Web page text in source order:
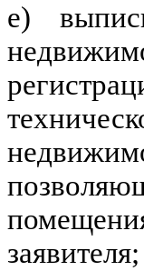
е)
заявителя;